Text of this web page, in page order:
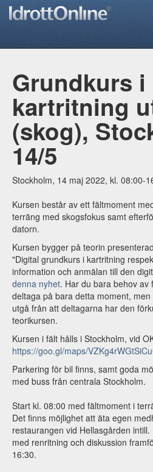
Grundkurs i
kartritning
(skog),
14/5
Stockholm, 14 maj 2022, kl. 08:00-
Kursen består av ett fältmoment
terräng med skogsfokus samt
datorn.
Kursen bygger på teorin
"Digital grundkurs i kartritning
information och anmälan till den
denna nyhet. Har du bara behov
deltaga på bara detta moment,
utgå från att deltagarna har den
teorikursen.
Kursen i fält hålls i Stockholm, vid
https://goo.gl/maps/
Parkering för bil finns, samt goda
med buss från centrala Stockholm.
Start kl. 08:00 med fältmoment i
Det finns möjlighet att äta egen
restaurangen vid Hellasgården
med renritning och diskussion
16:30.